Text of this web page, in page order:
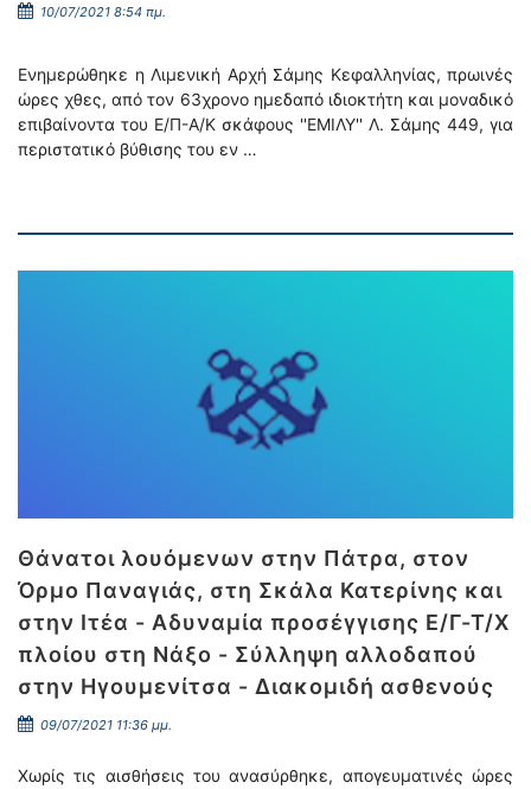
10/07/2021 8:54 πμ.
Ενημερώθηκε η Λιμενική Αρχή Σάμης Κεφαλληνίας, πρωινές
ώρες χθες, από τον 63χρονο ημεδαπό ιδιοκτήτη και μοναδικό
επιβαίνοντα του Ε/Π-Α/Κ σκάφους ''ΕΜΙΛΥ'' Λ. Σάμης 449, για
περιστατικό βύθισης του εν …
Θάνατοι λουόμενων στην Πάτρα, στον
Όρμο Παναγιάς, στη Σκάλα Κατερίνης και
στην Ιτέα - Αδυναμία προσέγγισης Ε/Γ-Τ/Χ
πλοίου στη Νάξο - Σύλληψη αλλοδαπού
στην Ηγουμενίτσα - Διακομιδή ασθενούς
09/07/2021 11:36 μμ.
Χωρίς τις αισθήσεις του ανασύρθηκε, απογευματινές ώρες